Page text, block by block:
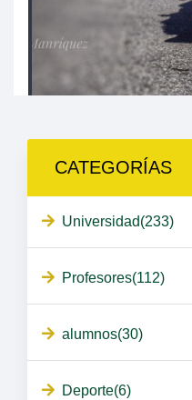
CATEGORÍAS
Universidad(233)
Profesores(112)
alumnos(30)
Deporte(6)